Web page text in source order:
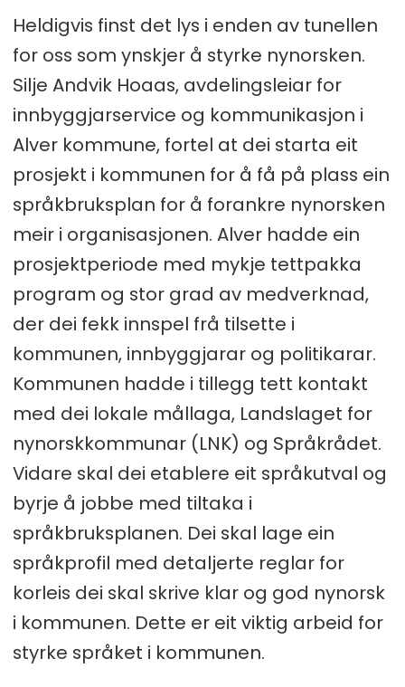
Heldigvis finst det lys i enden av tunellen
for oss som ynskjer å styrke nynorsken.
Silje Andvik Hoaas, avdelingsleiar for
innbyggjarservice og kommunikasjon i
Alver kommune, fortel at dei starta eit
prosjekt i kommunen for å få på plass ein
språkbruksplan for å forankre nynorsken
meir i organisasjonen. Alver hadde ein
prosjektperiode med mykje tettpakka
program og stor grad av medverknad,
der dei fekk innspel frå tilsette i
kommunen, innbyggjarar og politikarar.
Kommunen hadde i tillegg tett kontakt
med dei lokale mållaga, Landslaget for
nynorskkommunar (LNK) og Språkrådet.
Vidare skal dei etablere eit språkutval og
byrje å jobbe med tiltaka i
språkbruksplanen. Dei skal lage ein
språkprofil med detaljerte reglar for
korleis dei skal skrive klar og god nynorsk
i kommunen. Dette er eit viktig arbeid for
styrke språket i kommunen.